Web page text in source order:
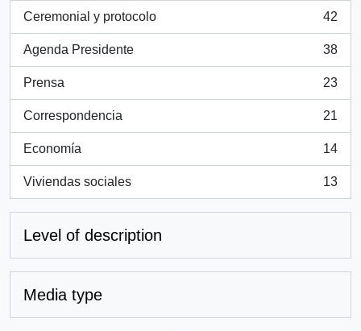
Ceremonial y protocolo
, 42 results
42
Agenda Presidente
, 38 results
38
Prensa
, 23 results
23
Correspondencia
, 21 results
21
Economía
, 14 results
14
Viviendas sociales
, 13 results
13
Level of description
Media type